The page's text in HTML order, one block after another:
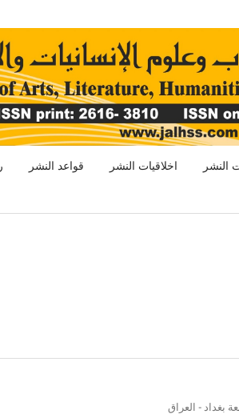
النشر اخلاقيات النشر قواعد النشر
بغداد - العراق